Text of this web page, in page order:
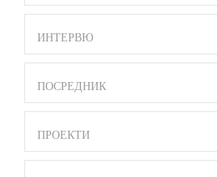
ИНТЕРВЮ
ПОСРЕДНИК
ПРОЕКТИ